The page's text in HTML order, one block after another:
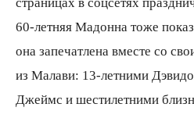
60-летняя Мадонна тоже
она запечатлена вместе со
из Малави: 13-летними
Джеймс и шестилетними